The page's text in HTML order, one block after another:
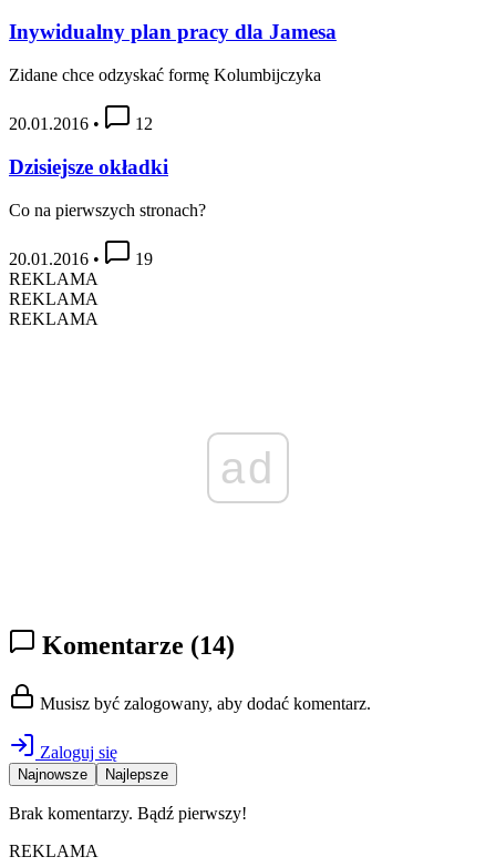
Inywidualny plan pracy dla Jamesa
Zidane chce odzyskać formę Kolumbijczyka
20.01.2016 • 12
Dzisiejsze okładki
Co na pierwszych stronach?
20.01.2016 •
19
REKLAMA
REKLAMA
REKLAMA
ad
Komentarze (14)
Musisz być zalogowany, aby dodać komentarz.
Zaloguj się
Najnowsze Najlepsze
Brak komentarzy. Bądź pierwszy!
REKLAMA